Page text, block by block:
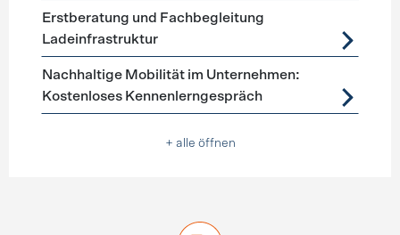
Förderprogramme Mobilitätsberatung
Erstberatung und Fachbegleitung
Ladeinfrastruktur
Nachhaltige Mobilität im Unternehmen:
Kostenloses Kennenlerngespräch
+ alle öffnen